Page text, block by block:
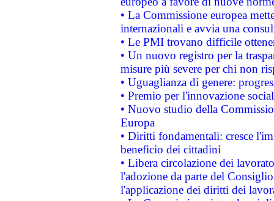
• La Commissione europea
internazionali e avvia una
• Le PMI trovano difficile
• Un nuovo registro per la
misure più severe per chi non
• Uguaglianza di genere:
• Premio per l'innovazione
• Nuovo studio della
Europa
• Diritti fondamentali: cresce
beneficio dei cittadini
• Libera circolazione dei
l'adozione da parte del
l'applicazione dei diritti dei